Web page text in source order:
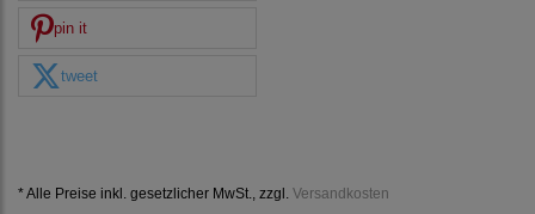
pin it
tweet
* Alle Preise inkl. gesetzlicher MwSt., zzgl. Versandkosten